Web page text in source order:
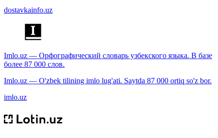
dostavkainfo.uz
Imlo.uz — Орфографический словарь узбекского языка. В базе
более 87 000 слов.
Imlo.uz — O'zbek tilining imlo lug'ati. Saytda 87 000 ortiq so'z bor.
imlo.uz